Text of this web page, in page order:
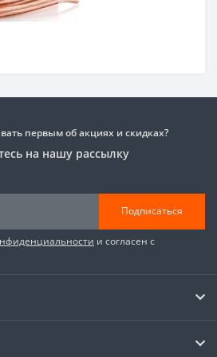
первым об акциях и скидках?
на нашу рассылку
Подписаться
и согласен с